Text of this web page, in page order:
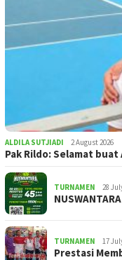
ALDILA SUTJIADI 2 August 2026
Pak Rildo: Selamat
TURNAMEN 28
TURNAMEN 17
Prestasi